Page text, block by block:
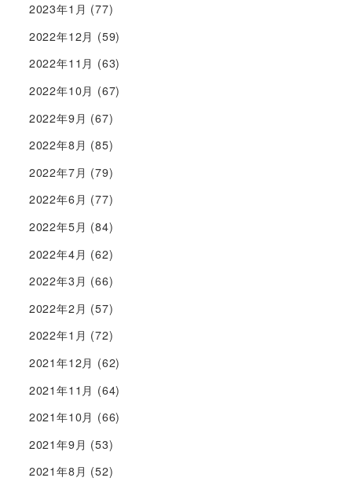
2023年1月 (77)
2022年12月 (59)
2022年11月 (63)
2022年10月 (67)
2022年9月 (67)
2022年8月 (85)
2022年7月 (79)
2022年6月 (77)
2022年5月 (84)
2022年4月 (62)
2022年3月 (66)
2022年2月 (57)
2022年1月 (72)
2021年12月 (62)
2021年11月 (64)
2021年10月 (66)
2021年9月 (53)
2021年8月 (52)